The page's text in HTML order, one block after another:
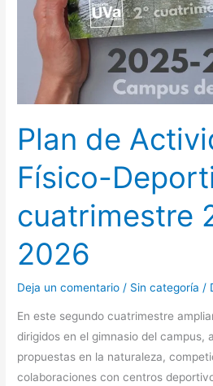
Plan de
Físico-
cuatrimestre
2026
Deja un comentario / Sin categoría /
En este segundo cuatrimestre
dirigidos en el gimnasio del campus,
propuestas en la naturaleza,
colaboraciones con centros